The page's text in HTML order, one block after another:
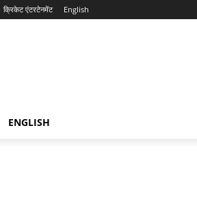
क्रिकेट एंटरटेनमेंट English
ENGLISH